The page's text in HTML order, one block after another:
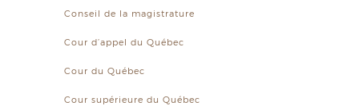
Conseil de la magistrature
Cour d’appel du Québec
Cour du Québec
Cour supérieure du Québec